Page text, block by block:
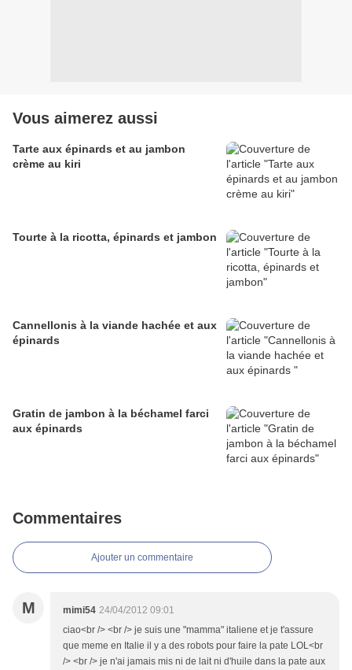
Vous aimerez aussi
Tarte aux épinards et au jambon
crème au kiri
Tourte à la ricotta, épinards et jambon
Cannellonis à la viande hachée et aux
épinards
Gratin de jambon à la béchamel farci
aux épinards
Commentaires
Ajouter un commentaire
M mimi54 24/04/2012 09:01
ciao<br /> <br /> je suis une "mamma" italiene et je t'assure
que meme en Italie il y a des robots pour faire la pate LOL<br
/> <br /> je n'ai jamais mis ni de lait ni d'huile dans la pate aux